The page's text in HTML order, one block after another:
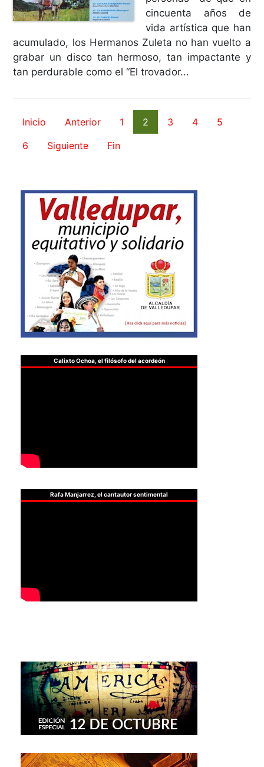
cincuenta años de
vida artística que han
acumulado, los Hermanos Zuleta no han vuelto a
grabar un disco tan hermoso, tan impactante y
tan perdurable como el “El trovador...
Inicio Anterior 1 2 3 4
5
6
Siguiente Fin
Calixto Ochoa, el filósofo del acordeón
Rafa Manjarrez, el cantautor sentimental